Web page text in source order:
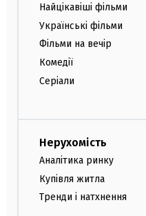
Найцікавіші фільми
Українські фільми
Фільми на вечір
Комедії
Серіали
Нерухомість
Аналітика ринку
Купівля житла
Тренди і натхнення